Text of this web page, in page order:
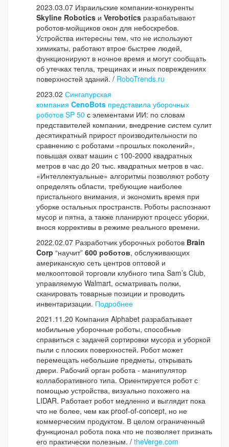
2023.03.07 Израильские компании-конкуренты
Skyline Robotics и Verobotics разрабатывают
роботов-мойщиков окон для небоскребов.
Устройства интересны тем, что не используют
химикаты, работают втрое быстрее людей,
функционируют в ночное время и могут сообщать
об утечках тепла, трещинах и иных повреждениях
поверхностей зданий. / RoboTrends.ru
2023.02 Сингапурская
компания CenoBots представила уборочных
роботов SP 50 с элементами ИИ: по словам
представителей компании, внедрение систем сулит
десятикратный прирост производительности по
сравнению с роботами «прошлых поколений»,
повышая охват машин с 100-2000 квадратных
метров в час до 20 тыс. квадратных метров в час.
«Интеллектуальные» алгоритмы позволяют роботу
определять области, требующие наиболее
пристального внимания, и экономить время при
уборке остальных пространств. Роботы распознают
мусор и пятна, а также планируют процесс уборки,
внося коррективы в режиме реального времени.
2022.02.07 Разработчик уборочных роботов Brain
Corp “научит” 600 роботов, обслуживающих
американскую сеть центров оптовой и
мелкооптовой торговли клубного типа Sam’s Club,
управляемую Walmart, осматривать полки,
сканировать товарные позиции и проводить
инвентаризации. Подробнее
2021.11.20 Компания Alphabet разрабатывает
мобильные уборочные роботы, способные
справиться с задачей сортировки мусора и уборкой
пыли с плоских поверхностей. Робот может
перемещать небольшие предметы, открывать
двери. Рабочий орган робота - манипулятор
коллаборативного типа. Ориентируется робот с
помощью устройства, визуально похожего на
LIDAR. Работает робот медленно и выглядит пока
что не более, чем как proof-of-concept, но не
коммерческим продуктом. В целом ограниченный
функционал робота пока что не позволяет признать
его практически полезным. / theVerge.com